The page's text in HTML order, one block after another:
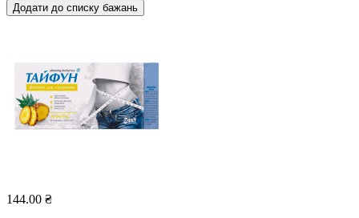
Додати до списку бажань
144.00 ₴